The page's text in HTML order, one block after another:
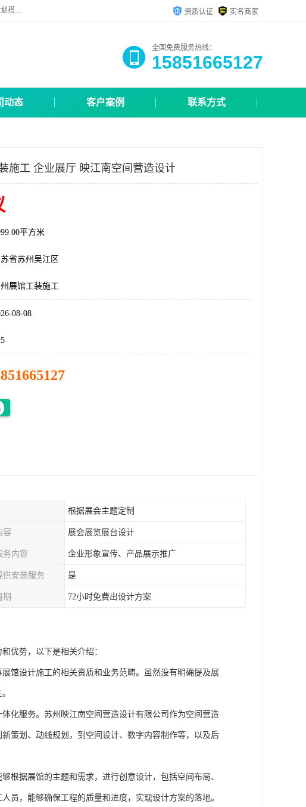
苏州映江南空间营造设计有限公司位于江苏省苏州市,是一家以从事建筑装饰、展馆展厅策划设计施工搭建、文化馆文化墙设计、智慧展厅展台策划搭建和其他建筑装饰装修业为主的企业。 资质认证 实名商家
全国免费服务热线：
15851665127
动态 客户案例 联系方式
施工 企业展厅 映江南空间营造设计
平方米
省苏州吴江区
展馆工装施工
08-08
根据展会主题定制
容 展会展览展台设计
务内容 企业形象宣传、产品展示推广
供安装服务 是
期 72小时免费出设计方案
优势，以下是相关介绍：
馆设计施工的相关资质和业务范畴。虽然没有明确提及展
化服务。苏州映江南空间营造设计有限公司作为空间营造
策划、动线规划，到空间设计、数字内容制作等，以及后
根据展馆的主题和需求，进行创意设计，包括空间布局、
员，能够确保工程的质量和进度，实现设计方案的落地。